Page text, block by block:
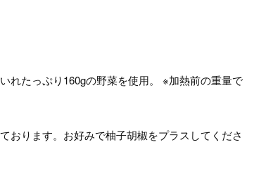
れたっぷり160gの野菜を使用。 ※加熱前の重量で
おります。お好みで柚子胡椒をプラスしてくださ